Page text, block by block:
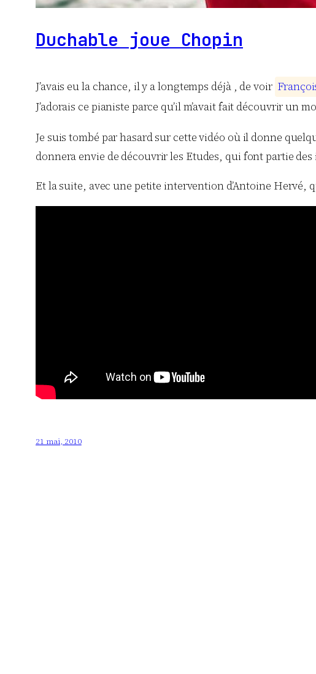
Duchable joue Chopin
J’avais eu la chance, il y a longtemps déjà , de voir Françoi
J’adorais ce pianiste parce qu’il m’avait fait découvrir un
Je suis tombé par hasard sur cette vidéo où il donne
donnera envie de découvrir les Etudes, qui font partie
Et la suite, avec une petite intervention d’Antoine Hervé,
21 mai, 2010